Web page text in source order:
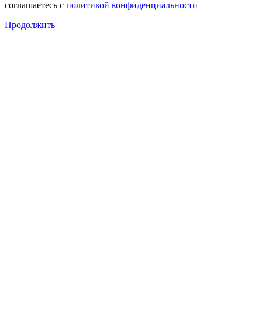
соглашаетесь с политикой конфиденциальности
Продолжить